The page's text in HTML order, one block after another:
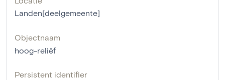
Landen[deelgemeente]
Objectnaam
hoog-reliëf
Persistent identifier